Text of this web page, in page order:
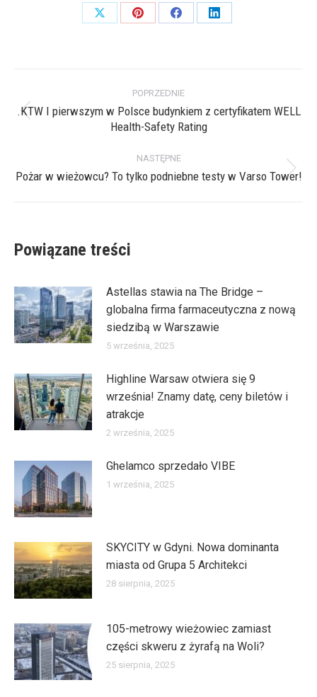
Share
Share
Share
Share
wpisów
POPRZEDNIE
Poprzedni
wpis:
.KTW I pierwszym w Polsce budynkiem z certyfikatem WELL
Health-Safety Rating
NASTĘPNE
Następny
Pożar w wieżowcu? To tylko podniebne testy w Varso Tower!
Powiązane treści
Astellas stawia na The Bridge –
globalna firma farmaceutyczna z nową
siedzibą w Warszawie
5 września, 2025
Highline Warsaw otwiera się 9
września! Znamy datę, ceny biletów i
atrakcje
2 września, 2025
Ghelamco sprzedało VIBE
1 września, 2025
SKYCITY w Gdyni. Nowa dominanta
miasta od Grupa 5 Architekci
28 sierpnia, 2025
105-metrowy wieżowiec zamiast
części skweru z żyrafą na Woli?
25 sierpnia, 2025